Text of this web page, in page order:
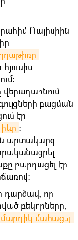
Ռայիսիին
բացման
էր
:
արտակարգ
բարդացել էր
դարձավ, որ
բեկորները,
մարդիկ մահացել